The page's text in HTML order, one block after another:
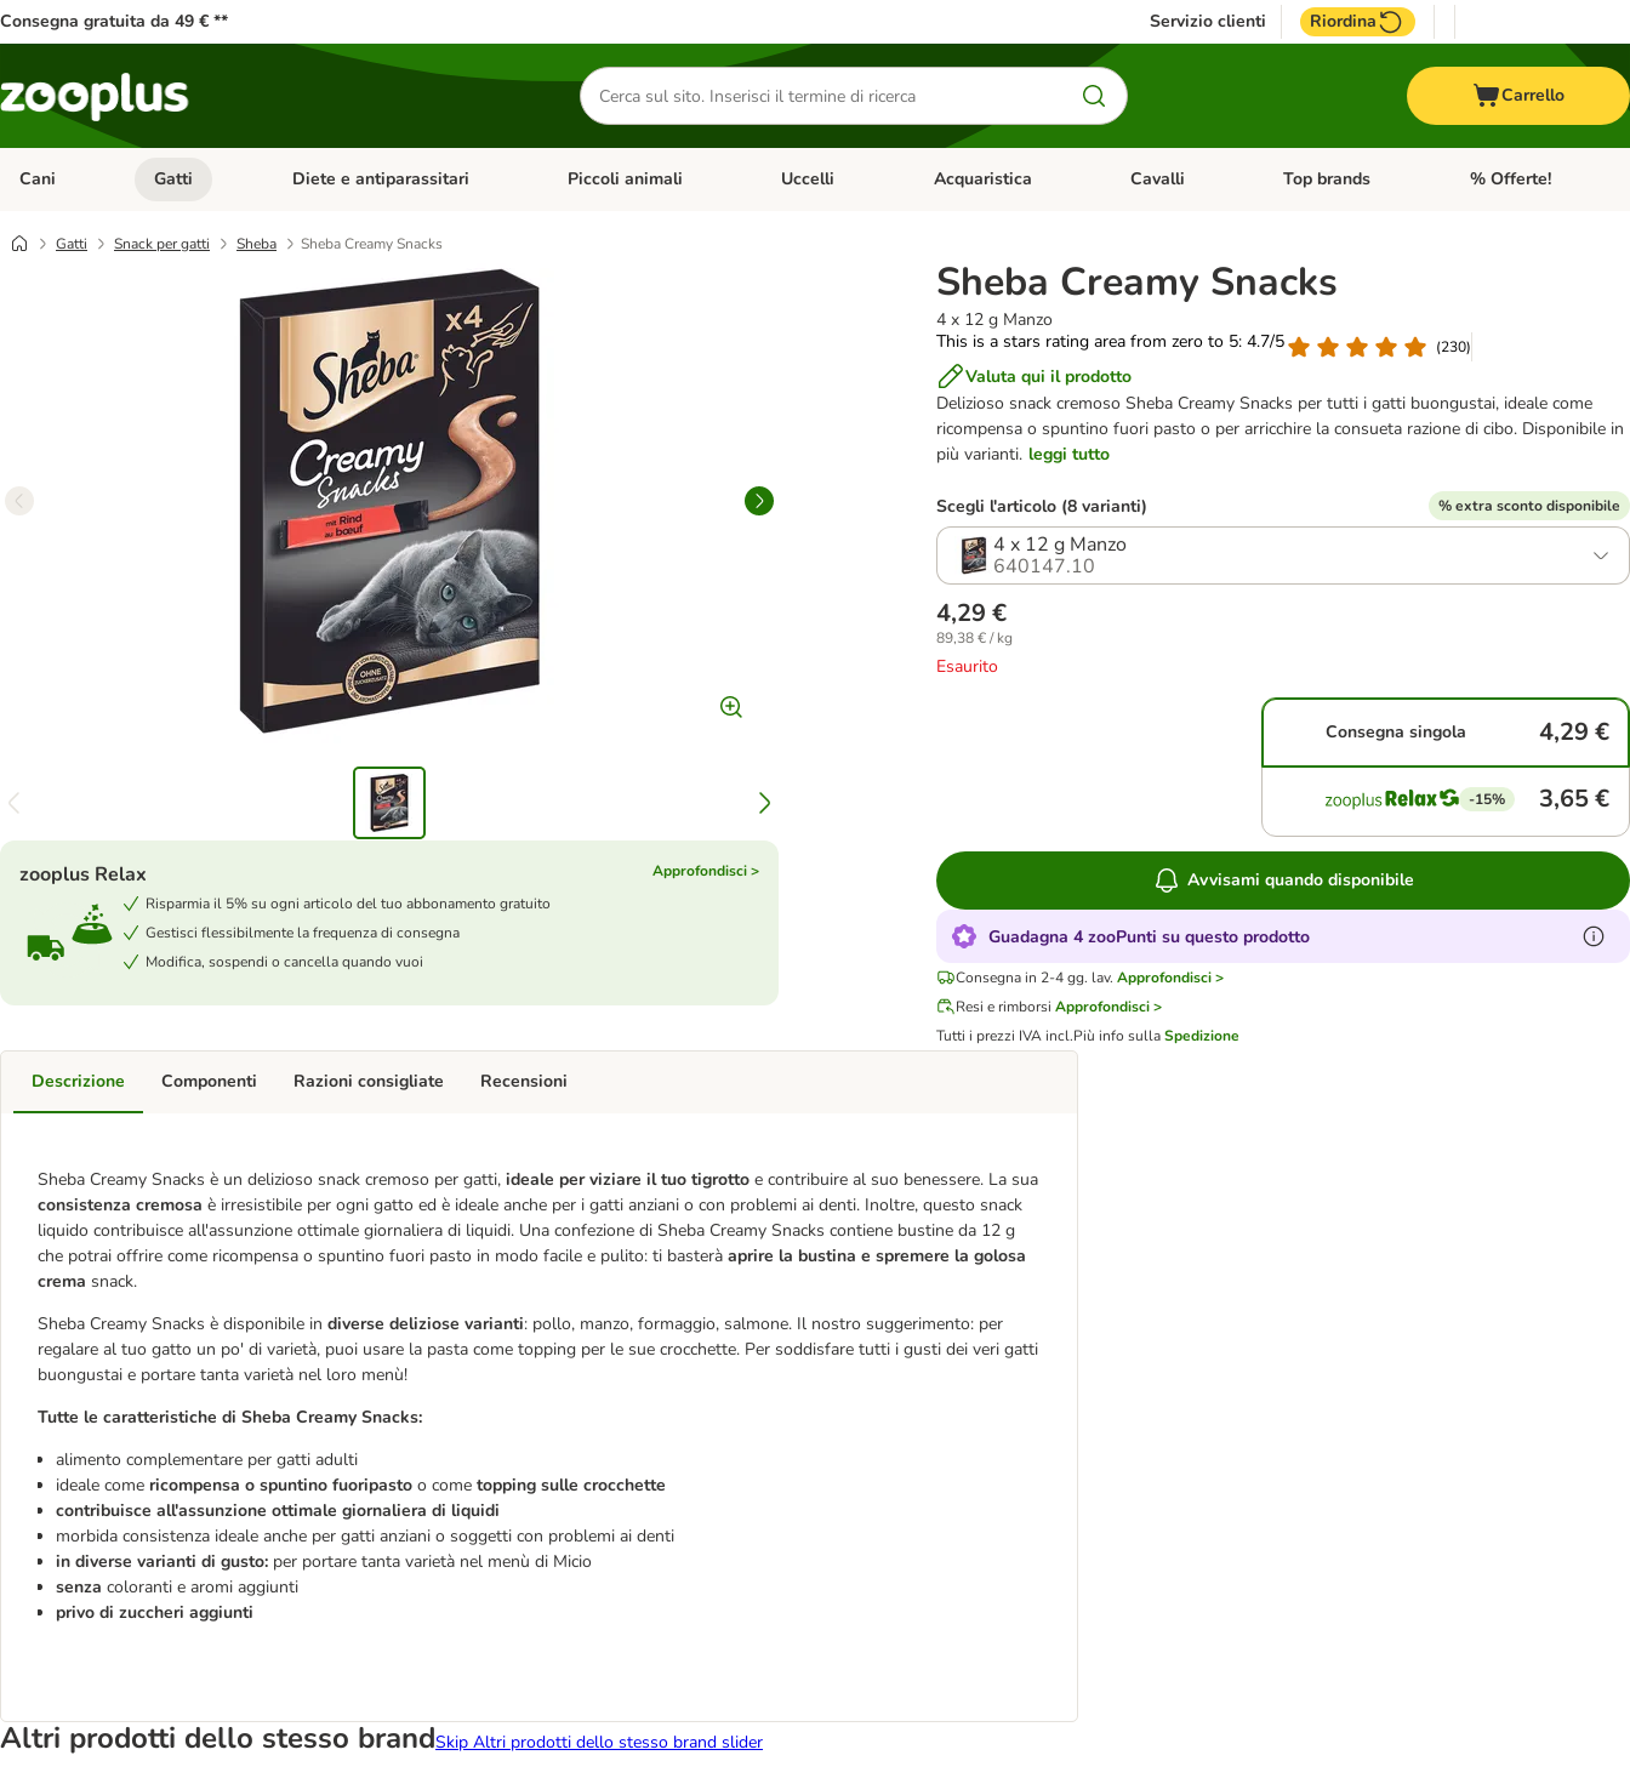
Consegna gratuita da 49 € ** Servizio clienti Riordina
Cerca
prodotti
Carrello
Cani Apri Menu Categoria: Cani
Gatti Apri Menu Categoria: Gatti
Diete e antiparassitari Apri Menu Categoria: Diete e antiparassitari
Piccoli animali Apri Menu Categoria: Piccoli animali
Uccelli Apri Menu Categoria: Uccelli
Acquaristica Apri Menu Categoria: Acquaristica
Cavalli Apri Menu Categoria: Cavalli
Top brands Apri Menu Categoria:
% Offerte!
Gatti Snack per gatti Sheba Sheba Creamy Snacks
Sheba Creamy Snacks
4 x 12 g Manzo
This is a stars rating area from zero to 5: 4.7/5
(230)
Valuta qui il prodotto
Delizioso snack cremoso Sheba Creamy Snacks per tutti i gatti buongustai, ideale come
ricompensa o spuntino fuori pasto o per arricchire la consueta razione di cibo. Disponibile in
più varianti. leggi tutto
zooplus Relax
Approfondisci >
Risparmia il 5% su ogni articolo del tuo abbonamento gratuito
Gestisci flessibilmente la frequenza di consegna
Modifica, sospendi o cancella quando vuoi
Scegli l'articolo (8 varianti) % extra sconto disponibile
4 x 12 g Manzo
640147.10
4,29 €
89,38 € / kg
Esaurito
Consegna singola 4,29 €
-15% 3,65 €
Avvisami quando disponibile
Guadagna 4 zooPunti su questo prodotto
Consegna in 2-4 gg. lav. Approfondisci >
Resi e rimborsi Approfondisci >
Tutti i prezzi IVA incl.Più info sullaSpedizione
Descrizione
Sheba Creamy Snacks è un delizioso snack cremoso per gatti, ideale per viziare il tuo tigrotto e contribuire al suo benessere. La sua
consistenza cremosa è irresistibile per ogni gatto ed è ideale anche per i gatti anziani o con problemi ai denti. Inoltre, questo snack
liquido contribuisce all'assunzione ottimale giornaliera di liquidi. Una confezione di Sheba Creamy Snacks contiene bustine da 12 g
che potrai offrire come ricompensa o spuntino fuori pasto in modo facile e pulito: ti basterà aprire la bustina e spremere la golosa
crema snack.
Sheba Creamy Snacks è disponibile in diverse deliziose varianti: pollo, manzo, formaggio, salmone. Il nostro suggerimento: per
regalare al tuo gatto un po' di varietà, puoi usare la pasta come topping per le sue crocchette. Per soddisfare tutti i gusti dei veri gatti
buongustai e portare tanta varietà nel loro menù!
Tutte le caratteristiche di Sheba Creamy Snacks:
alimento complementare per gatti adulti
ideale come ricompensa o spuntino fuoripasto o come topping sulle crocchette
contribuisce all'assunzione ottimale giornaliera di liquidi
morbida consistenza ideale anche per gatti anziani o soggetti con problemi ai denti
in diverse varianti di gusto: per portare tanta varietà nel menù di Micio
senza coloranti e aromi aggiunti
privo di zuccheri aggiunti
Componenti Razioni consigliate Recensioni
Altri prodotti dello stesso brandSkip Altri prodotti dello stesso brand slider